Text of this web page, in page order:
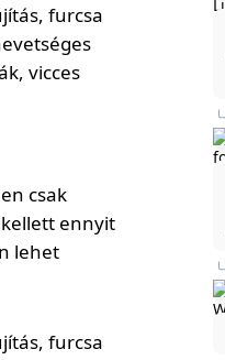
csak
ennyit
lehet